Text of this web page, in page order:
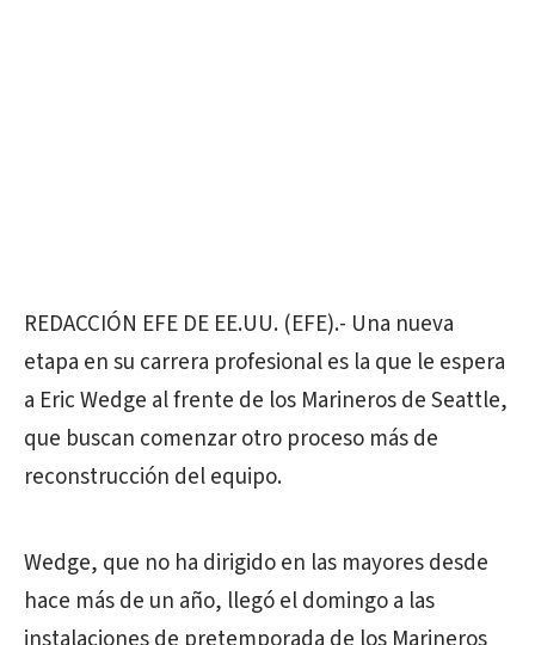
REDACCIÓN EFE DE EE.UU. (EFE).- Una nueva
etapa en su carrera profesional es la que le espera
a Eric Wedge al frente de los Marineros de Seattle,
que buscan comenzar otro proceso más de
reconstrucción del equipo.
Wedge, que no ha dirigido en las mayores desde
hace más de un año, llegó el domingo a las